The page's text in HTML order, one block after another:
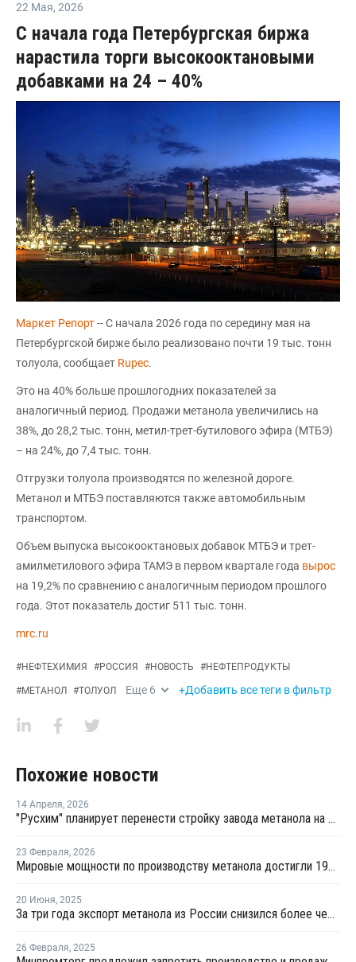
22 Мая, 2026
С начала года Петербургская биржа
нарастила торги высокооктановыми
добавками на 24 – 40%
Маркет Репорт-- С начала 2026 года по середину мая на
Петербургской бирже было реализовано почти 19 тыс. тонн
толуола, сообщает Rupec.
Это на 40% больше прошлогодних показателей за
аналогичный период. Продажи метанола увеличились на
38%, до 28,2 тыс. тонн, метил-трет-бутилового эфира (МТБЭ)
– на 24%, до 7,4 тыс. тонн.
Отгрузки толуола производятся по железной дороге.
Метанол и МТБЭ поставляются также автомобильным
транспортом.
Объем выпуска высокооктановых добавок МТБЭ и трет-
амилметилового эфира ТАМЭ в первом квартале года вырос
на 19,2% по сравнению с аналогичным периодом прошлого
года. Этот показатель достиг 511 тыс. тонн.
mrc.ru
#НЕФТЕХИМИЯ #РОССИЯ #НОВОСТЬ #НЕФТЕПРОДУКТЫ
#МЕТАНОЛ #ТОЛУОЛ Еще 6 +Добавить все теги в фильтр
Похожие новости
14 Апреля, 2026
"Русхим" планирует перенести стройку завода метанола на Балтику
23 Февраля, 2026
Мировые мощности по производству метанола достигли 199 млн тонн в 2025 году
20 Июня, 2025
За три года экспорт метанола из России снизился более чем на треть
26 Февраля, 2025